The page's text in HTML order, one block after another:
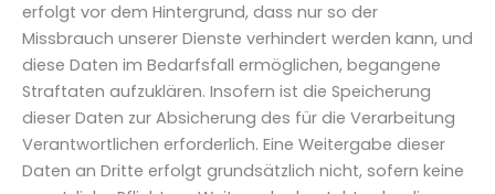
erfolgt vor dem Hintergrund, dass nur so der
Missbrauch unserer Dienste verhindert werden kann, und
diese Daten im Bedarfsfall ermöglichen, begangene
Straftaten aufzuklären. Insofern ist die Speicherung
dieser Daten zur Absicherung des für die Verarbeitung
Verantwortlichen erforderlich. Eine Weitergabe dieser
Daten an Dritte erfolgt grundsätzlich nicht, sofern keine